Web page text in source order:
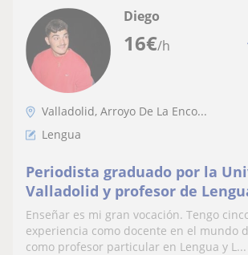
16€/h
Diego
Valladolid, Arroyo De La Enco...
Lengua
Periodista graduado por la
Valladolid y profesor de
Literatura con el master de la
Universidad Europea
Enseñar es mi gran vocación. Tengo
experiencia como docente en el mundo
como profesor particular en Lengua y L...